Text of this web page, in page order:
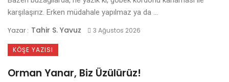
karşılaşırız. Erken müdahale yapılmaz ya da ...
Yazar : Tahir S. Yavuz 3 Ağustos 2026
KÖŞE YAZISI
Orman Yanar, Biz Üzülürüz!